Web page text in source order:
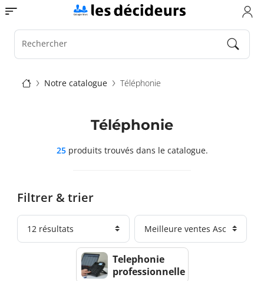
Aller
au
contenu
principal
Toggle navigation
Rechercher
Fil
Notre catalogue Téléphonie
Filtrer & trier
Telephonie
professionnelle
Téléphonie
25produits trouvés dans le catalogue.